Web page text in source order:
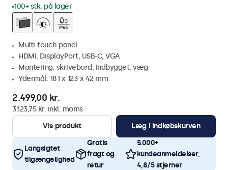
100+ stk. på lager
Multi-touch panel
HDMI, DisplayPort, USB-C, VGA
Montering: skrivebord, indbygget, væg
Ydermål: 181 x 123 x 42 mm
2.499,00 kr.
3.123,75 kr. inkl. moms
Vis produkt
Læg i indkøbskurven
Langsigtet
tilgængelighed
Gratis
fragt og
retur
5.000+
kundeanmeldelser,
4,8/5 stjerner